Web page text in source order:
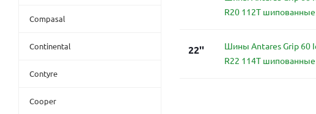
R20 112T
22''
Шины Antares Grip 60
R22 114T
Compasal
Continental
Contyre
Cooper